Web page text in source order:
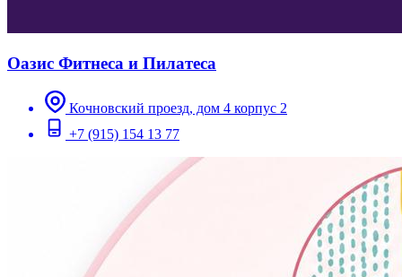
Оазис Фитнеса и Пилатеса
Кочновский проезд, дом 4 корпус 2
+7 (915) 154 13 77